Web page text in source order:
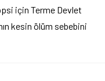
için Terme Devlet
kesin ölüm sebebini